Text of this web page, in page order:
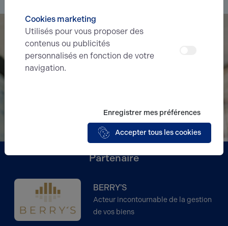
Partenaire
BERRY'S
Acteur incontournable de la gestion
de vos biens
Cookies marketing
Utilisés pour vous proposer des
contenus ou publicités
personnalisés en fonction de votre
navigation.
Enregistrer mes préférences
Accepter tous les cookies